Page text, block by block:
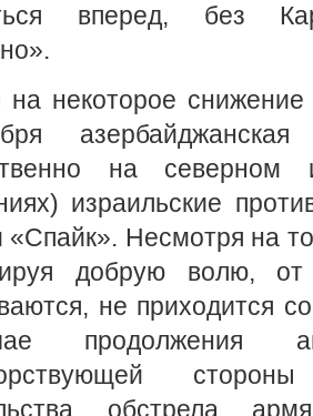
вперед, без
на некоторое
на северном
израильские
«Спайк». Несмотря на
добрую волю, от
не приходится
продолжения
обстрела